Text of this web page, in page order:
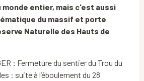
entier, mais c'est aussi
du massif et porte
Naturelle des Hauts de
: Fermeture du sentier du Trou du
: suite à l’éboulement du 28